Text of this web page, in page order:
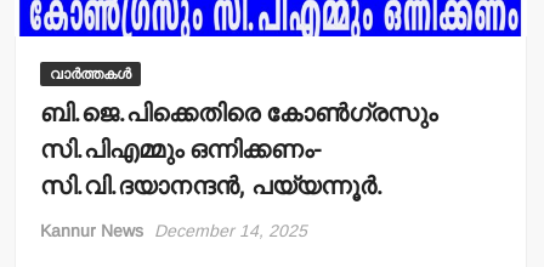
വാർത്തകൾ
ബി.ജെ.പിക്കെതിരെ കോണ്‍ഗ്രസും
സി.പിഎമ്മും ഒന്നിക്കണം-
സി.വി.ദയാനന്ദന്‍, പയ്യന്നൂര്‍.
Kannur News December 14, 2025